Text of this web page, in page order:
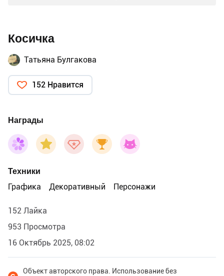
Косичка
Татьяна Булгакова
152 Нравится
Награды
Техники
Графика
Декоративный Персонажи
152 Лайка
953 Просмотра
16 Октябрь 2025, 08:02
Объект авторского права. Использование без